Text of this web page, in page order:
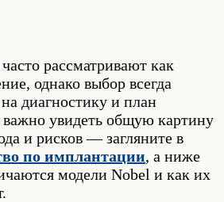
часто рассматривают как
однако выбор всегда
диагностику и план
увидеть общую картину
и рисков — загляните в
по имплантации, а ниже
модели Nobel и как их